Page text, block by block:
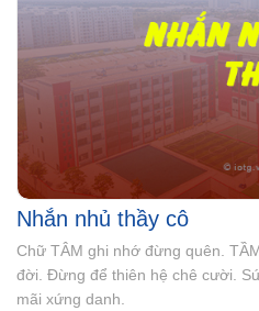
Niềm tin tưởng của
Hai mươi lăm năm - chặng đường
mờ phai. Ươm mầm trí tuệ gieo
rực nắng mai.